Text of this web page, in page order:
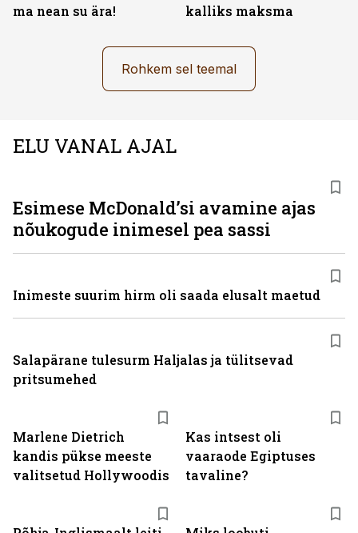
ma nean su ära! kalliks maksma
Rohkem sel teemal
ELU VANAL AJAL
Marlene Dietrich
kandis pükse meeste
valitsetud Hollywoodis
Kas intsest oli
vaaraode Egiptuses
tavaline?
Esimese McDonaldʼsi avamine ajas
nõukogude inimesel pea sassi
Inimeste suurim hirm oli saada elusalt maetud
Salapärane tulesurm Haljalas ja tülitsevad
pritsumehed